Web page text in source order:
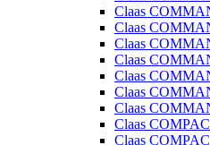
Claas
Claas
Claas
Claas
Claas
Claas
Claas
Claas
Claas